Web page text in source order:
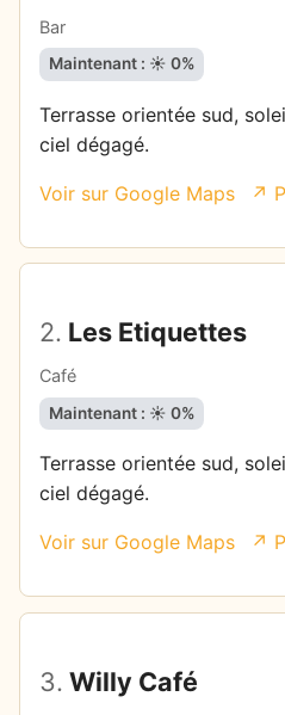
Bar
Maintenant : ☀️ 0%
Terrasse orientée sud,
ciel dégagé.
Voir sur Google Maps ↗
2. Les Etiquettes
Café
Maintenant : ☀️ 0%
Terrasse orientée sud,
ciel dégagé.
Voir sur Google Maps ↗
3. Willy Café